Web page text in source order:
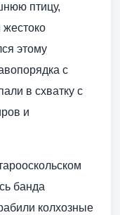
птицу,
жестоко
этому
с
в схватку с
и
банда
колхозные